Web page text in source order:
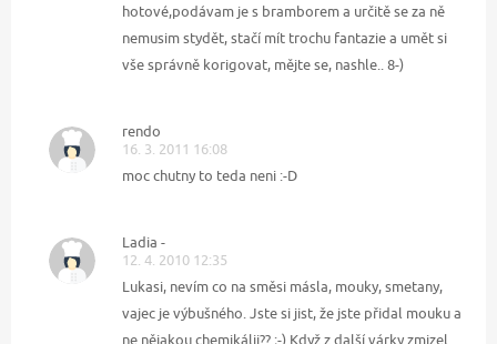
hotové,podávam je s bramborem a určitě se za ně
nemusim stydět, stačí mít trochu fantazie a umět si
vše správně korigovat, mějte se, nashle.. 8-)
rendo
16. 3. 2011 16:08
moc chutny to teda neni :-D
Ladia -
12. 4. 2010 12:35
Lukasi, nevím co na směsi másla, mouky, smetany,
vajec je výbušného. Jste si jist, že jste přidal mouku a
ne nějakou chemikálii?? ;-) Když z další várky zmizel